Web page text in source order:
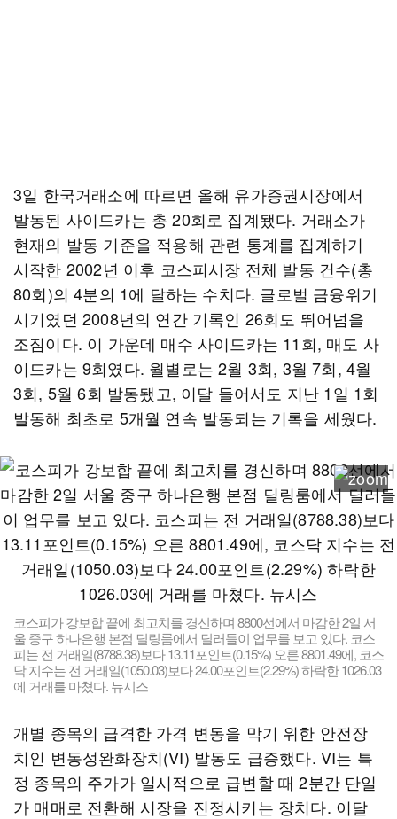
3일 한국거래소에 따르면 올해 유가증권시장에서
발동된 사이드카는 총 20회로 집계됐다. 거래소가
현재의 발동 기준을 적용해 관련 통계를 집계하기
시작한 2002년 이후 코스피시장 전체 발동 건수(총
80회)의 4분의 1에 달하는 수치다. 글로벌 금융위기
시기였던 2008년의 연간 기록인 26회도 뛰어넘을
조짐이다. 이 가운데 매수 사이드카는 11회, 매도 사
이드카는 9회였다. 월별로는 2월 3회, 3월 7회, 4월
3회, 5월 6회 발동됐고, 이달 들어서도 지난 1일 1회
발동해 최초로 5개월 연속 발동되는 기록을 세웠다.
코스피가 강보합 끝에 최고치를 경신하며 8800선에서 마감한 2일 서
울 중구 하나은행 본점 딜링룸에서 딜러들이 업무를 보고 있다. 코스
피는 전 거래일(8788.38)보다 13.11포인트(0.15%) 오른 8801.49에, 코스
닥 지수는 전 거래일(1050.03)보다 24.00포인트(2.29%) 하락한 1026.03
에 거래를 마쳤다. 뉴시스
개별 종목의 급격한 가격 변동을 막기 위한 안전장
치인 변동성완화장치(VI) 발동도 급증했다. VI는 특
정 종목의 주가가 일시적으로 급변할 때 2분간 단일
가 매매로 전환해 시장을 진정시키는 장치다. 이달